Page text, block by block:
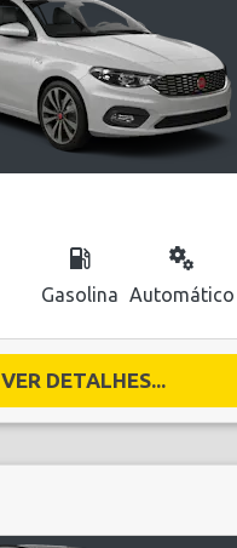
local_gas_station
Gasolina
miscellaneous_services
Automático
VER DETALHES...